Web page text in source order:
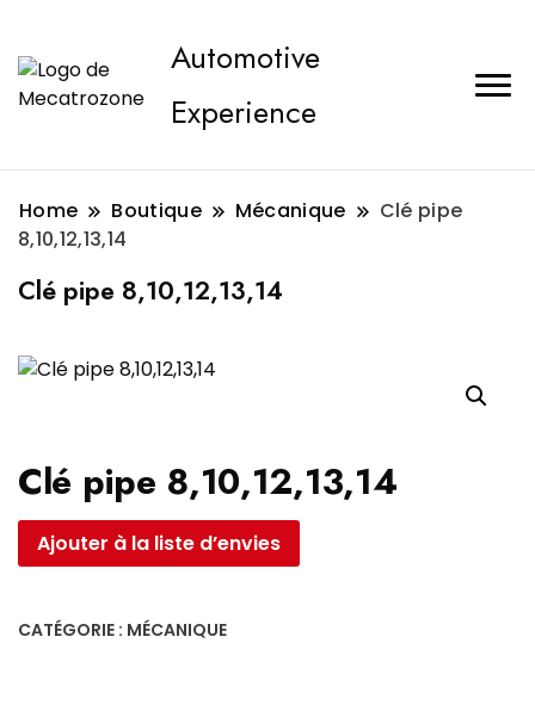
Automotive
Experience
Home Boutique Mécanique
Clé pipe
8,10,12,13,14
Clé pipe 8,10,12,13,14
Clé pipe 8,10,12,13,14
Ajouter à la liste d’envies
CATÉGORIE : MÉCANIQUE